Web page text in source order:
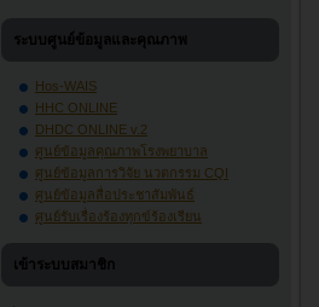
ระบบศูนย์ข้อมูลและคุณภาพ
Hos-WAIS
HHC ONLINE
DHDC ONLINE v.2
ศูนย์ข้อมูลคุณภาพโรงพยาบาล
ศูนย์ข้อมูลการวิจัย นวตกรรม CQI
ศูนย์ข้อมูลสื่อประชาสัมพันธ์
ศูนย์รับเรื่องร้องทุกข์ร้องเรียน
เข้าระบบสมาชิก